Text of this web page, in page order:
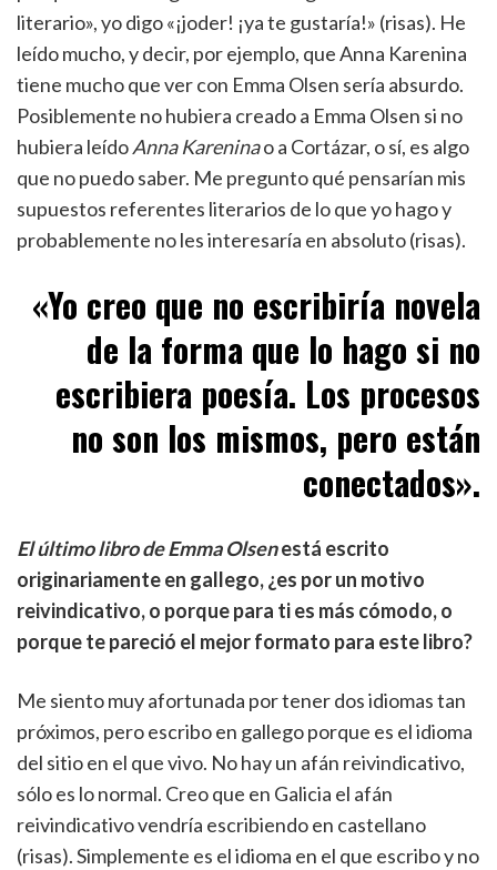
literario», yo digo «¡joder! ¡ya te gustaría!» (risas). He
leído mucho, y decir, por ejemplo, que Anna Karenina
tiene mucho que ver con Emma Olsen sería absurdo.
Posiblemente no hubiera creado a Emma Olsen si no
hubiera leídoAnna Kareninao a Cortázar, o sí, es algo
que no puedo saber. Me pregunto qué pensarían mis
supuestos referentes literarios de lo que yo hago y
probablemente no les interesaría en absoluto (risas).
«Yo creo que no escribiría novela
de la forma que lo hago si no
escribiera poesía. Los procesos
no son los mismos, pero están
conectados».
El último libro de Emma Olsenestá escrito
originariamente en gallego, ¿es por un motivo
reivindicativo, o porque para ti es más cómodo, o
porque te pareció el mejor formato para este libro?
Me siento muy afortunada por tener dos idiomas tan
próximos, pero escribo en gallego porque es el idioma
del sitio en el que vivo. No hay un afán reivindicativo,
sólo es lo normal. Creo que en Galicia el afán
reivindicativo vendría escribiendo en castellano
(risas). Simplemente es el idioma en el que escribo y no